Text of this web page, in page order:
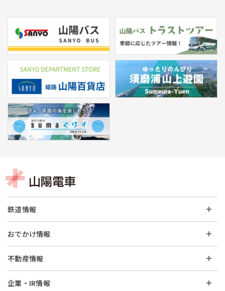
鉄道情報
おでかけ情報
不動産情報
企業・IR情報